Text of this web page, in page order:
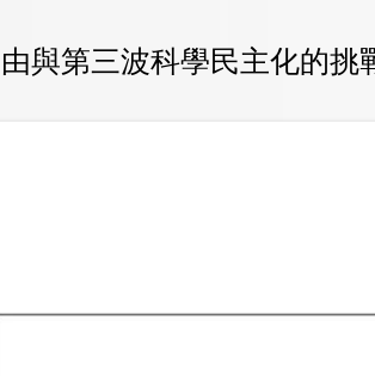
與第三波科學民主化的挑